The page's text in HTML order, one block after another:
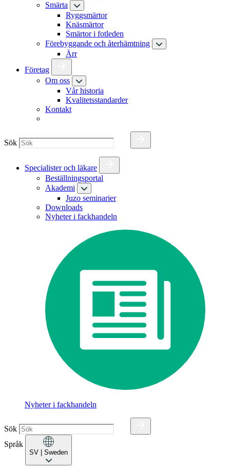
Smärta
Ryggsmärtor
Knäsmärtor
Smärtor i fotleden
Förebyggande och återhämtning
Ärr
Företag
Om oss
Vår historia
Kvalitetsstandarder
Kontakt
Sök
Specialister och läkare
Beställningsportal
Akademi
Juzo seminarier
Downloads
Nyheter i fackhandeln
Nyheter i fackhandeln
Sök
Språk
SV | Sweden